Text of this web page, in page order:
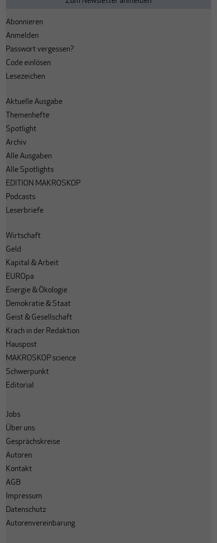
Abonnieren
Anmelden
Passwort vergessen?
Code einlösen
Lesezeichen
Aktuelle Ausgabe
Themenhefte
Spotlight
Archiv
Alle Ausgaben
Alle Spotlights
EDITION MAKROSKOP
Podcasts
Leserbriefe
Wirtschaft
Geld
Kapital & Arbeit
EUROpa
Energie & Ökologie
Demokratie & Staat
Geist & Gesellschaft
Krach in der Redaktion
Hauspost
MAKROSKOP science
Schwerpunkt
Editorial
Jobs
Über uns
Gesprächskreise
Autoren
Kontakt
AGB
Impressum
Datenschutz
Autorenvereinbarung